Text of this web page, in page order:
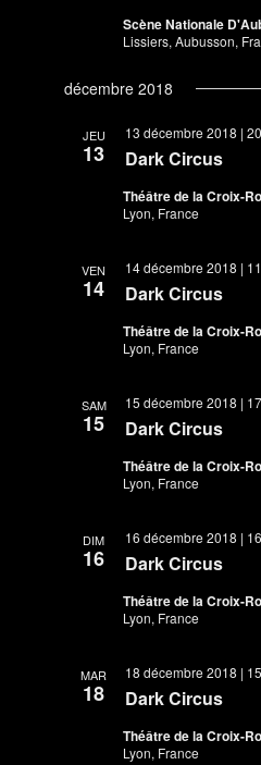
Scène Nationale
Lissiers, Aubusson,
décembre 2018
JEU
13 Dark Circus
13 décembre 2018 |
Théâtre de la Croix-
Lyon, France
VEN
14 Dark Circus
14 décembre 2018 |
Théâtre de la Croix-
Lyon, France
SAM
15 Dark Circus
15 décembre 2018 |
Théâtre de la Croix-
Lyon, France
DIM
16 Dark Circus
16 décembre 2018 |
Théâtre de la Croix-
Lyon, France
MAR
18 Dark Circus
18 décembre 2018 |
Théâtre de la Croix-
Lyon, France